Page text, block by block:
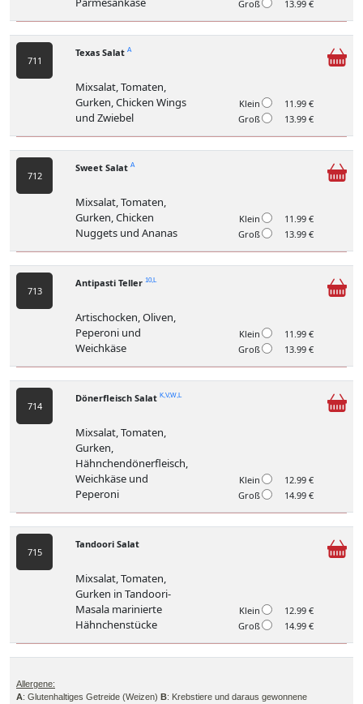
Groß 13.99 €
711
Texas Salat A
Mixsalat, Tomaten,
Gurken, Chicken Wings
und Zwiebel
Klein
11.99 €
Groß
13.99 €
712
Sweet Salat A
Mixsalat, Tomaten,
Gurken, Chicken
Nuggets und Ananas
Klein
11.99 €
Groß
13.99 €
713
Antipasti Teller 10,L
Artischocken, Oliven,
Peperoni und
Weichkäse
Klein
11.99 €
Groß
13.99 €
714
Dönerfleisch Salat K,V,W,L
Mixsalat, Tomaten,
Gurken,
Hähnchendönerfleisch,
Weichkäse und
Peperoni
Klein
12.99 €
Groß
14.99 €
715
Tandoori Salat
Mixsalat, Tomaten,
Gurken in Tandoori-
Masala marinierte
Hähnchenstücke
Klein
12.99 €
Groß
14.99 €
Allergene:
A: Glutenhaltiges Getreide (Weizen) B: Krebstiere und daraus gewonnene